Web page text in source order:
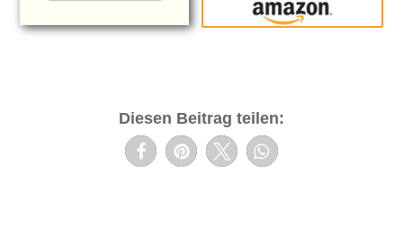
amazon
Diesen Beitrag teilen: